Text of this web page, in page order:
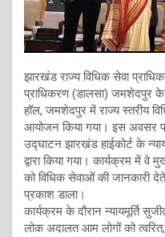
झारखंड राज्य विधिक सेवा
प्राधिकरण (डालसा) जमशेदपुर के
हॉल, जमशेदपुर में राज्य स्तरीय
आयोजन किया गया। इस अवसर
उद्घाटन झारखंड हाईकोर्ट के
द्वारा किया गया। कार्यक्रम में
को विधिक सेवाओं की जानकारी
प्रकाश डाला।
कार्यक्रम के दौरान न्यायमूर्ति
लोक अदालत आम लोगों को